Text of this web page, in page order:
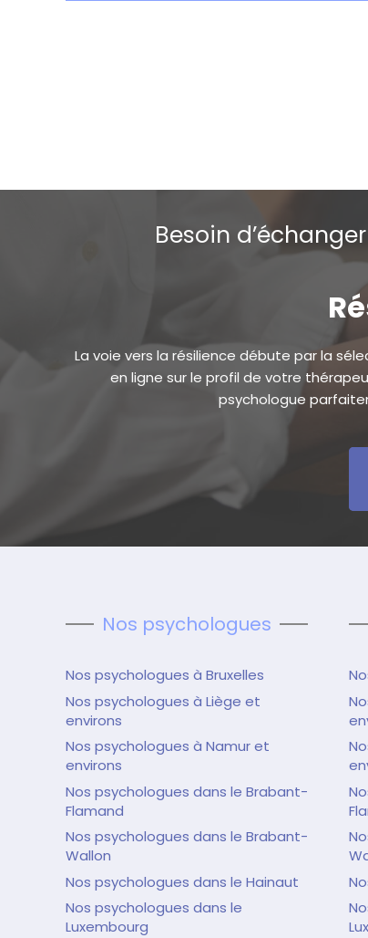
Besoin
La voie vers la résilience débute par la
en ligne sur le profil de votre
psychologue
Nos psychologues
Nos psychologues à Bruxelles
Nos psychologues à Liège et
environs
Nos psychologues à Namur et
environs
Nos psychologues dans le Brabant-
Flamand
Nos psychologues dans le Brabant-
Wallon
Nos psychologues dans le Hainaut
Nos psychologues dans le
Luxembourg